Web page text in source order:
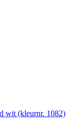
wit (kleurnr. 1082)